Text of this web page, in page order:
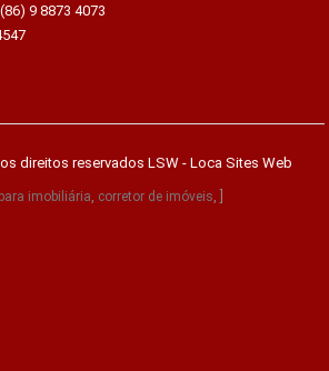
(86) 9 8873 4073
direitos reservados LSW - Loca Sites Web
imobiliária, corretor de imóveis, ]